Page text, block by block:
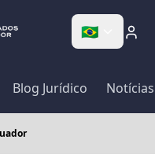
🇧🇷
Blog Jurídico Notícias